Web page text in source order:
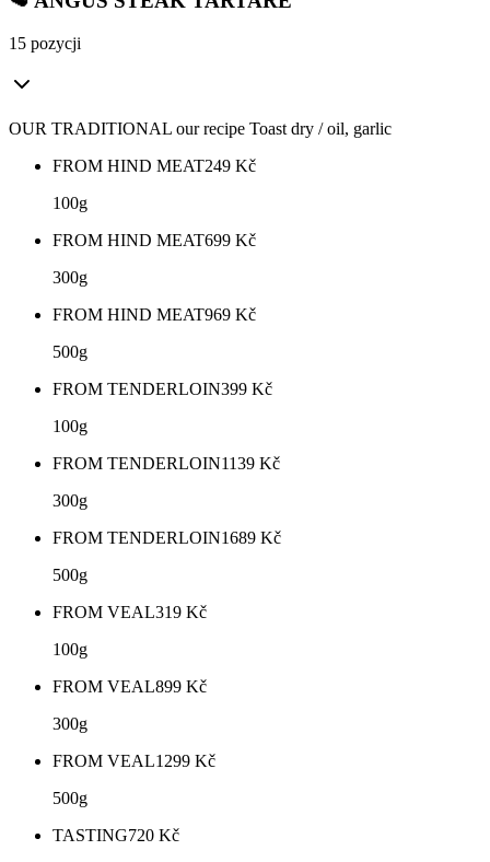
15 pozycji
OUR TRADITIONAL our recipe Toast dry / oil, garlic
FROM HIND MEAT249 Kč
100g
FROM HIND MEAT699 Kč
300g
FROM HIND MEAT969 Kč
500g
FROM TENDERLOIN399 Kč
100g
FROM TENDERLOIN1139 Kč
300g
FROM TENDERLOIN1689 Kč
500g
FROM VEAL319 Kč
100g
FROM VEAL899 Kč
300g
FROM VEAL1299 Kč
500g
TASTING720 Kč